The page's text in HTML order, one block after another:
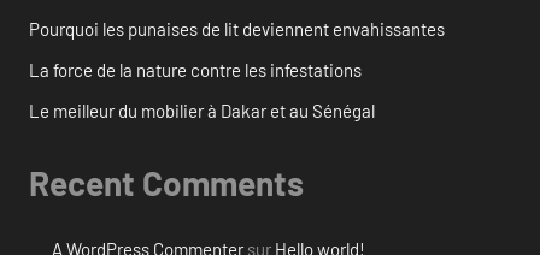
Pourquoi les punaises de lit deviennent envahissantes
La force de la nature contre les infestations
Le meilleur du mobilier à Dakar et au Sénégal
Recent Comments
A WordPress Commentersur Hello world!